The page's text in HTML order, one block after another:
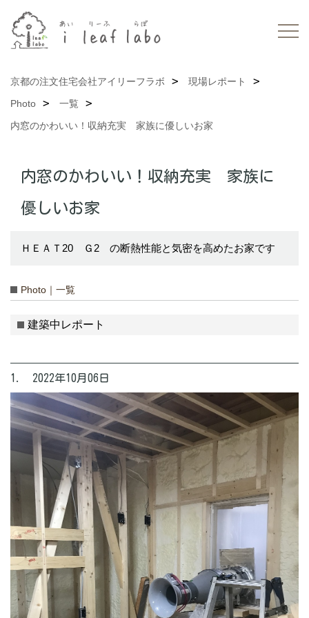
京都の注文住宅会社アイリーフラボ
現場レポート
Photo
一覧
内窓のかわいい！収納充実 家族に優しいお家
内窓のかわいい！収納充実 家族に
優しいお家
ＨＥＡＴ20 Ｇ2 の断熱性能と気密を高めたお家です
Photo｜一覧
建築中レポート
1. 2022年10月06日